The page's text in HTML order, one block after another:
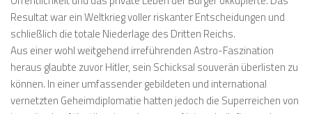
Resultat war ein Weltkrieg voller riskanter Entscheidungen und
schließlich die totale Niederlage des Dritten Reichs.
Aus einer wohl weitgehend irreführenden Astro-Faszination
heraus glaubte zuvor Hitler, sein Schicksal souverän überlisten zu
können. In einer umfassender gebildeten und international
vernetzten Geheimdiplomatie hatten jedoch die Superreichen von